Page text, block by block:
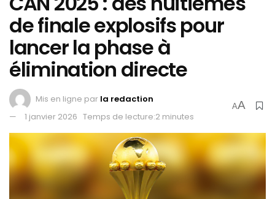
de finale explosifs pour
lancer la phase à
élimination directe
Mis en ligne par la redaction
1 janvier 2026 Temps de lecture:2 minutes
AA